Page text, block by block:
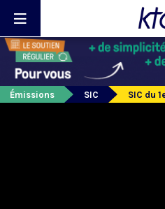
Émissions SIC SIC du